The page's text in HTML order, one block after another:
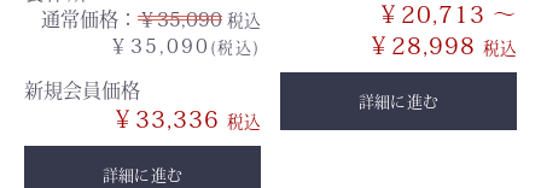
通常価格： ￥35,090 税込
￥35,090 (税込)
新規会員価格
￥33,336
詳細に進む
￥20,713 ～
￥28,998
詳細に進む